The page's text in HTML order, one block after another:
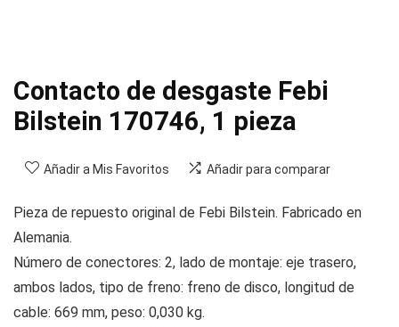
Contacto de desgaste Febi
Bilstein 170746, 1 pieza
Añadir a Mis Favoritos Añadir para comparar
Pieza de repuesto original de Febi Bilstein. Fabricado en
Alemania.
Número de conectores: 2, lado de montaje: eje trasero,
ambos lados, tipo de freno: freno de disco, longitud de
cable: 669 mm, peso: 0,030 kg.